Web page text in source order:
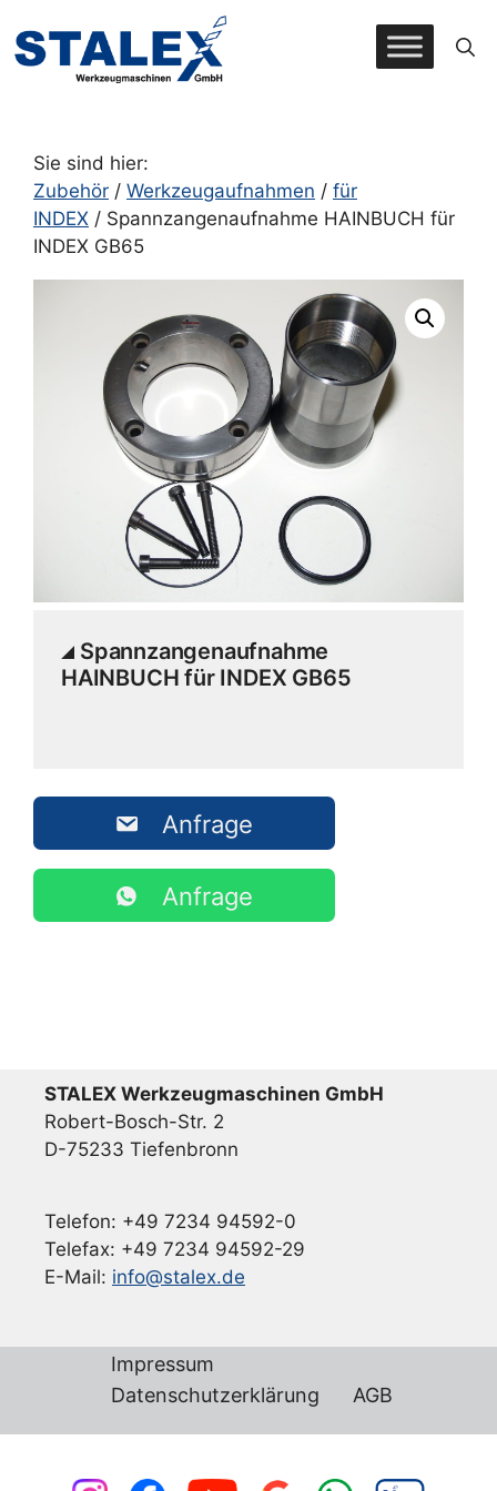
Inhalt
springen
Sie sind hier:
Zubehör / Werkzeugaufnahmen / für
INDEX / Spannzangenaufnahme HAINBUCH für
INDEX GB65
Spannzangenaufnahme
HAINBUCH für INDEX GB65
Anfrage
Anfrage
STALEX Werkzeugmaschinen GmbH
Robert-Bosch-Str. 2
D-75233 Tiefenbronn
Telefon: +49 7234 94592-0
Telefax: +49 7234 94592-29
E-Mail: info@stalex.de
Impressum
Datenschutzerklärung
AGB